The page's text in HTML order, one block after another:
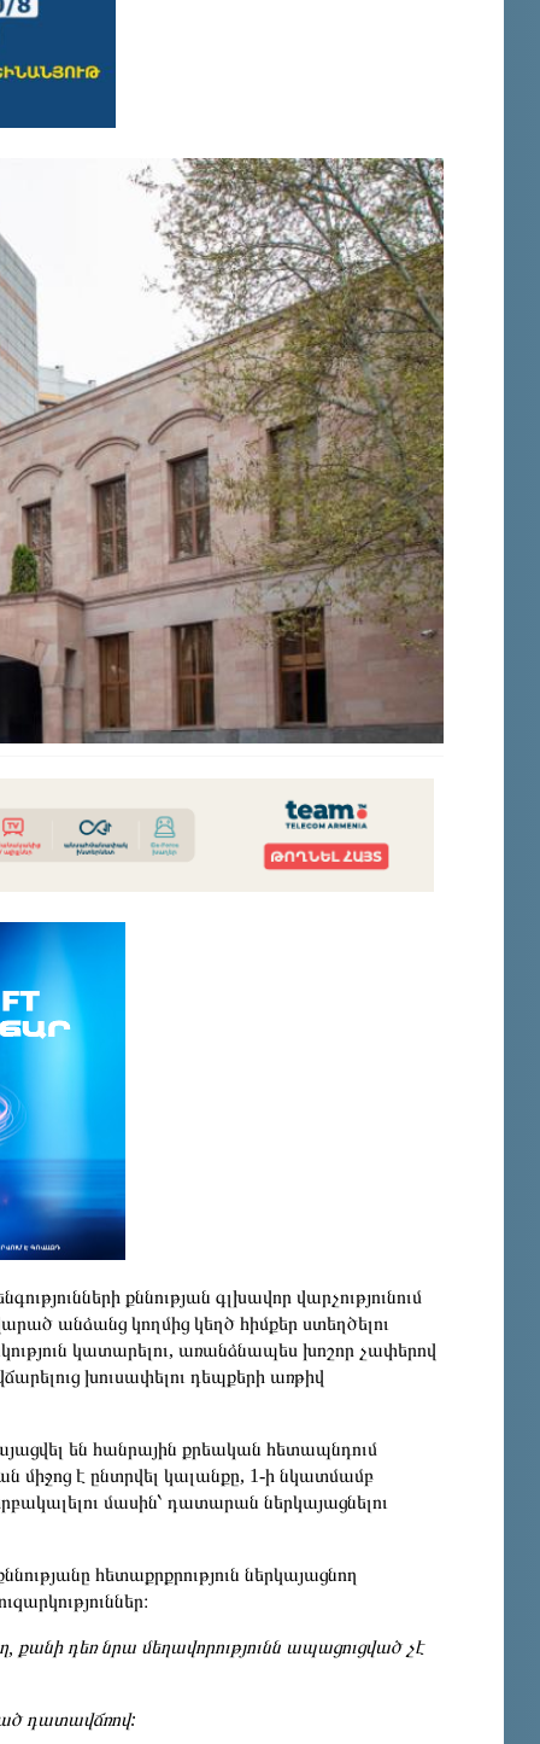
քննության գլխավոր վարչությունում
անձանց կողմից կեղծ հիմքեր ստեղծելու
կատարելու, առանձնապես խոշոր չափերով
խուսափելու դեպքերի առթիվ
են հանրային քրեական հետապնդում
միջոց է ընտրվել կալանքը, 1-ի նկատմամբ
մասին՝ դատարան ներկայացնելու
հետաքրքրություն ներկայացնող
քանի դեռ նրա մեղավորությունն ապացուցված չէ
դատավճռով: